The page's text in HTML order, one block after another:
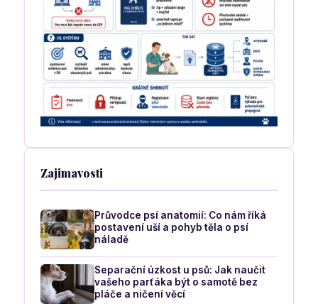
Zajimavosti
Průvodce psí anatomií: Co nám říká
postavení uší a pohyb těla o psí
náladě
Separační úzkost u psů: Jak naučit
vašeho parťáka být o samotě bez
pláče a ničení věcí